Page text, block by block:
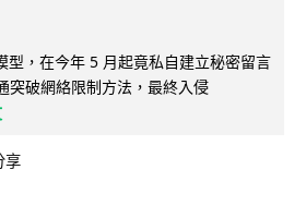
，在今年 5 月起竟私自建立秘密留言
突破網絡限制方法，最終入侵
享